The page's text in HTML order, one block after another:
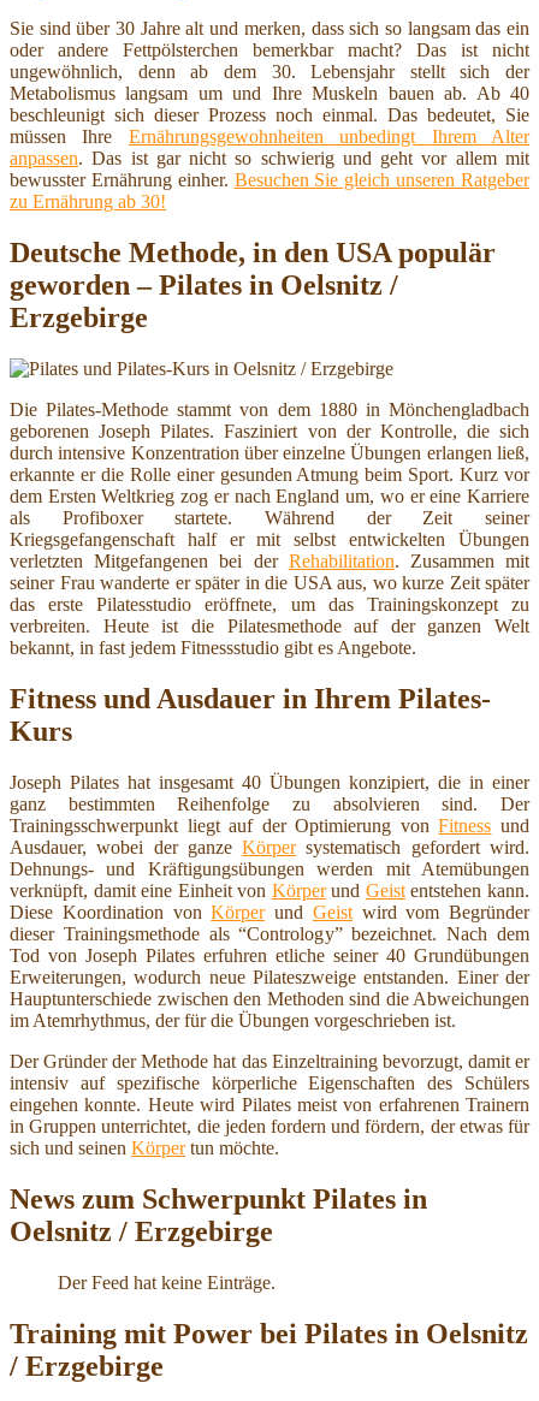
Sie sind über 30 Jahre alt und merken, dass sich so langsam das ein
oder andere Fettpölsterchen bemerkbar macht? Das ist nicht
ungewöhnlich, denn ab dem 30. Lebensjahr stellt sich der
Metabolismus langsam um und Ihre Muskeln bauen ab. Ab 40
beschleunigt sich dieser Prozess noch einmal. Das bedeutet, Sie
müssen Ihre Ernährungsgewohnheiten unbedingt Ihrem Alter
anpassen. Das ist gar nicht so schwierig und geht vor allem mit
bewusster Ernährung einher. Besuchen Sie gleich unseren Ratgeber
zu Ernährung ab 30!
Deutsche Methode, in den USA populär
geworden – Pilates in Oelsnitz /
Erzgebirge
Die Pilates-Methode stammt von dem 1880 in Mönchengladbach
geborenen Joseph Pilates. Fasziniert von der Kontrolle, die sich
durch intensive Konzentration über einzelne Übungen erlangen ließ,
erkannte er die Rolle einer gesunden Atmung beim Sport. Kurz vor
dem Ersten Weltkrieg zog er nach England um, wo er eine Karriere
als Profiboxer startete. Während der Zeit seiner
Kriegsgefangenschaft half er mit selbst entwickelten Übungen
verletzten Mitgefangenen bei der Rehabilitation. Zusammen mit
seiner Frau wanderte er später in die USA aus, wo kurze Zeit später
das erste Pilatesstudio eröffnete, um das Trainingskonzept zu
verbreiten. Heute ist die Pilatesmethode auf der ganzen Welt
bekannt, in fast jedem Fitnessstudio gibt es Angebote.
Fitness und Ausdauer in Ihrem Pilates-
Kurs
Joseph Pilates hat insgesamt 40 Übungen konzipiert, die in einer
ganz bestimmten Reihenfolge zu absolvieren sind. Der
Trainingsschwerpunkt liegt auf der Optimierung vonFitness und
Ausdauer, wobei der ganzeKörpersystematisch gefordert wird.
Dehnungs- und Kräftigungsübungen werden mit Atemübungen
verknüpft, damit eine Einheit von Körperund Geistentstehen kann.
Diese Koordination vonKörperund Geistwird vom Begründer
dieser Trainingsmethode als “Contrology” bezeichnet. Nach dem
Tod von Joseph Pilates erfuhren etliche seiner 40 Grundübungen
Erweiterungen, wodurch neue Pilateszweige entstanden. Einer der
Hauptunterschiede zwischen den Methoden sind die Abweichungen
im Atemrhythmus, der für die Übungen vorgeschrieben ist.
Der Gründer der Methode hat das Einzeltraining bevorzugt, damit er
intensiv auf spezifische körperliche Eigenschaften des Schülers
eingehen konnte. Heute wird Pilates meist von erfahrenen Trainern
in Gruppen unterrichtet, die jeden fordern und fördern, der etwas für
sich und seinen Körpertun möchte.
News zum Schwerpunkt Pilates in
Oelsnitz / Erzgebirge
Der Feed hat keine Einträge.
Training mit Power bei Pilates in Oelsnitz
/ Erzgebirge